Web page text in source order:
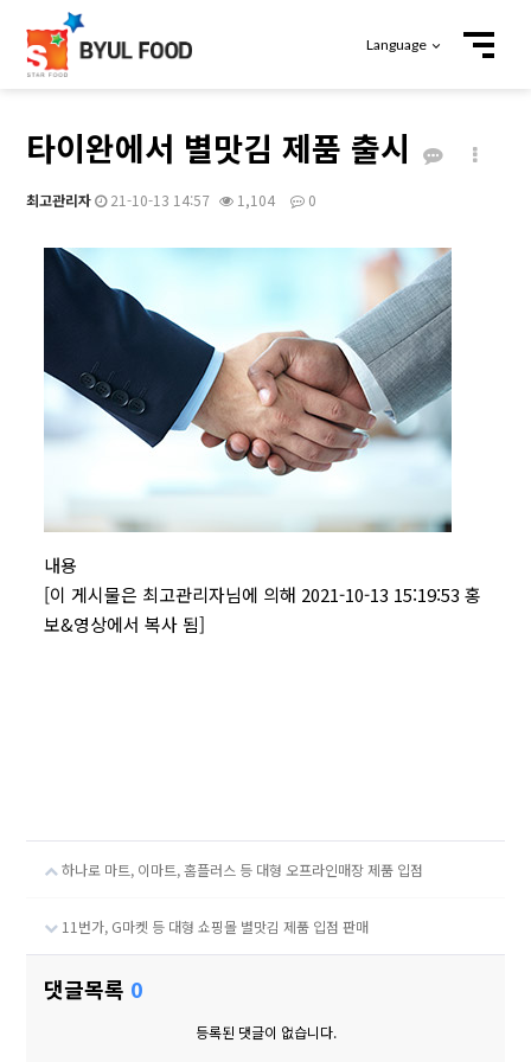
Language
타이완에서 별맛김 제품 출시
최고관리자 21-10-13 14:57 1,104 0
본문
내용
[이 게시물은 최고관리자님에 의해 2021-10-13 15:19:53 홍
보&영상에서 복사 됨]
하나로 마트, 이마트, 홈플러스 등 대형 오프라인매장 제품 입점
11번가, G마켓 등 대형 쇼핑몰 별맛김 제품 입점 판매
댓글목록 0
등록된 댓글이 없습니다.